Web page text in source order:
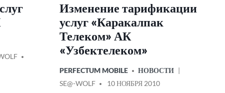
Изменение тарификации
услуг «Каракалпак
Телеком» АК
«Узбектелеком»
ОПУБЛИКОВАНО
В
PERFECTUM MOBILE
НОВОСТИ
СООБЩЕНИЕ
SE@-WOLF 10 НОЯБРЯ 2010